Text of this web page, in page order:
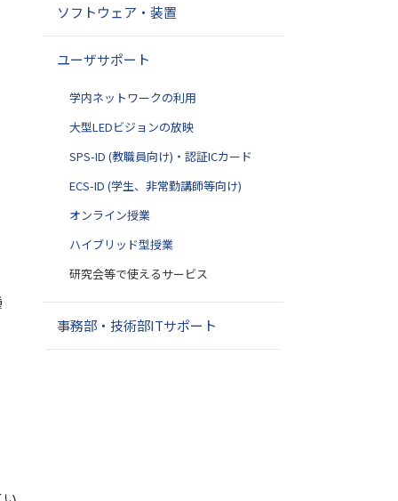
ン
ソフトウェア・装置
ユーザサポート
学内ネットワークの利用
大型LEDビジョンの放映
SPS-ID (教職員向け)・認証ICカード
ECS-ID (学生、非常勤講師等向け)
オンライン授業
ハイブリッド型授業
研究会等で使えるサービス
事務部・技術部ITサポート